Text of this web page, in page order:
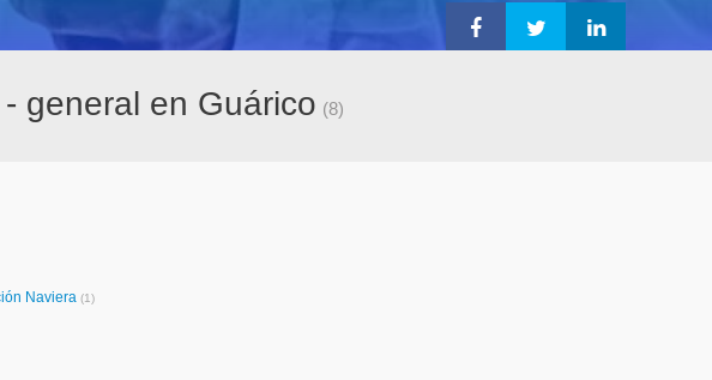
general en Guárico (8)
Naviera (1)